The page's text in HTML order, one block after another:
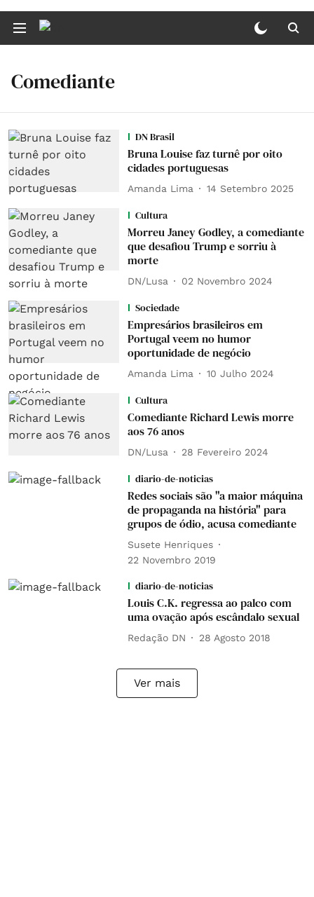
Comediante
DN Brasil
Bruna Louise faz turnê por oito
cidades portuguesas
Amanda Lima 14 Setembro 2025
Cultura
Morreu Janey Godley, a comediante
que desafiou Trump e sorriu à
morte
DN/Lusa 02 Novembro 2024
Sociedade
Empresários brasileiros em
Portugal veem no humor
oportunidade de negócio
Amanda Lima 10 Julho 2024
Cultura
Comediante Richard Lewis morre
aos 76 anos
DN/Lusa 28 Fevereiro 2024
diario-de-noticias
Redes sociais são "a maior máquina
de propaganda na história" para
grupos de ódio, acusa comediante
Susete Henriques
22 Novembro 2019
diario-de-noticias
Louis C.K. regressa ao palco com
uma ovação após escândalo sexual
Redação DN 28 Agosto 2018
Ver mais